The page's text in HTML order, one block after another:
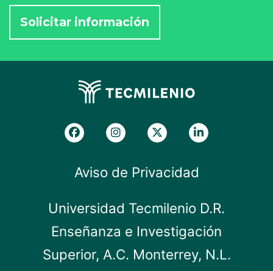
Aviso de Privacidad
Universidad Tecmilenio D.R.
Enseñanza e Investigación
Superior, A.C. Monterrey, N.L.